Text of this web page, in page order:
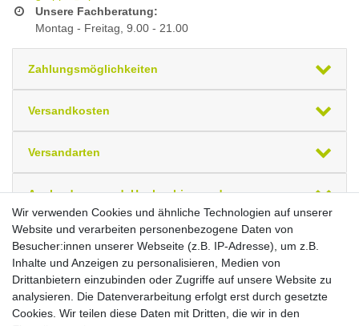
Unsere Fachberatung:
Montag - Freitag, 9.00 - 21.00
Zahlungsmöglichkeiten
Versandkosten
Versandarten
Auslandsversand, Hochgebirgs- oder
Insellieferung
Ihre zuletzt angesehenen Artikel
Schubladenschrank Höhe 620 mm, 4
Schubladen, CL9H061030
Brutto
Netto
Wir verwenden Cookies und ähnliche Technologien auf unserer
Website und verarbeiten personenbezogene Daten von
Besucher:innen unserer Webseite (z.B. IP-Adresse), um z.B.
Inhalte und Anzeigen zu personalisieren, Medien von
Drittanbietern einzubinden oder Zugriffe auf unsere Website zu
analysieren. Die Datenverarbeitung erfolgt erst durch gesetzte
Cookies. Wir teilen diese Daten mit Dritten, die wir in den